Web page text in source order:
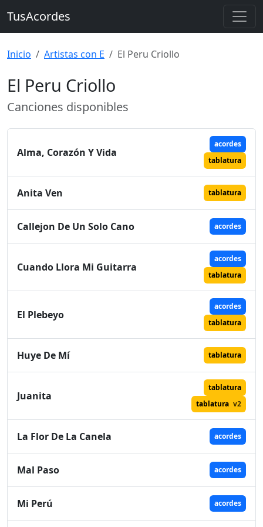
TusAcordes
Inicio Artistas con E El Peru Criollo
El Peru Criollo
Canciones disponibles
Alma, Corazón Y Vida
acordes
tablatura
Anita Ven tablatura
Callejon De Un Solo Cano acordes
Cuando Llora Mi Guitarra
acordes
tablatura
El Plebeyo
acordes
tablatura
Huye De Mí tablatura
Juanita
tablatura
tablatura v2
La Flor De La Canela acordes
Mal Paso acordes
Mi Perú acordes